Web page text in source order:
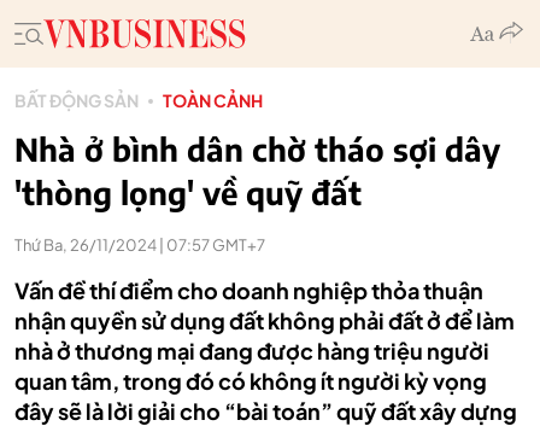
BẤT ĐỘNG SẢN TOÀN CẢNH
Nhà ở bình dân chờ tháo sợi dây
'thòng lọng' về quỹ đất
Thứ Ba, 26/11/2024 | 07:57 GMT+7
Vấn đề thí điểm cho doanh nghiệp thỏa thuận
nhận quyền sử dụng đất không phải đất ở để làm
nhà ở thương mại đang được hàng triệu người
quan tâm, trong đó có không ít người kỳ vọng
đây sẽ là lời giải cho “bài toán” quỹ đất xây dựng